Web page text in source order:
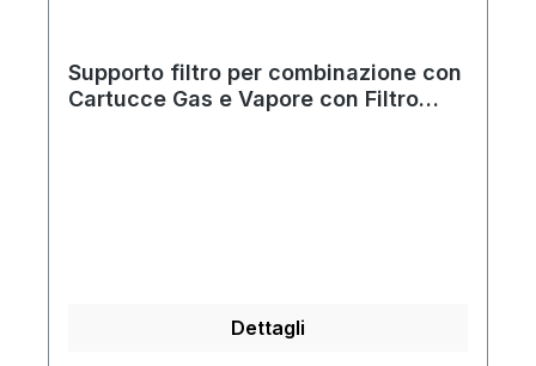
Supporto filtro per combinazione con
Cartucce Gas e Vapore con Filtro
Dettagli